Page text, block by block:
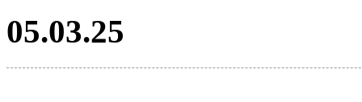
05.03.25